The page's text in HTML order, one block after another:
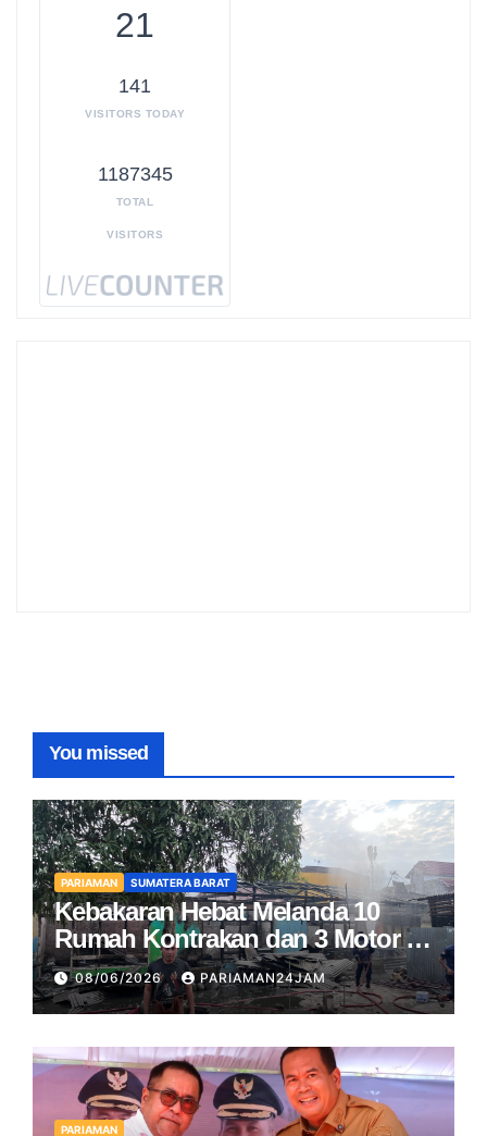
21
141
VISITORS TODAY
1187345
TOTAL
VISITORS
You missed
PARIAMAN SUMATERA BARAT
Kebakaran Hebat Melanda 10
Rumah Kontrakan dan 3 Motor di
Pariaman
08/06/2026 PARIAMAN24JAM
PARIAMAN